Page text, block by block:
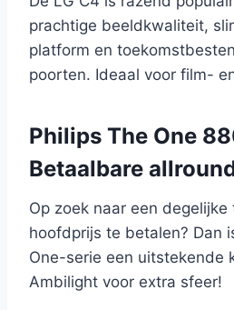
prachtige beeldkwaliteit,
platform en
poorten. Ideaal voor film-
Philips The One
Betaalbare
Op zoek naar een
hoofdprijs te betalen? Dan
One-serie een uitstekende
Ambilight voor extra sfeer!